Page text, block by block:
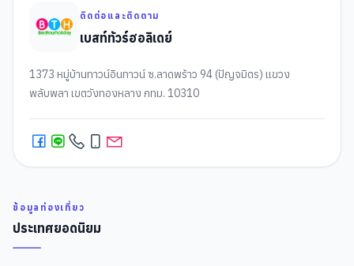
ติดต่อและติดตาม
เบสท์ทัวร์ฮอลิเดย์
1373 หมู่บ้านทาวน์อินทาวน์ ซ.ลาดพร้าว 94 (ปัญจมิตร) แขวง
พลับพลา เขตวังทองหลาง กทม. 10310
ข้อมูลท่องเที่ยว
ประเทศยอดนิยม